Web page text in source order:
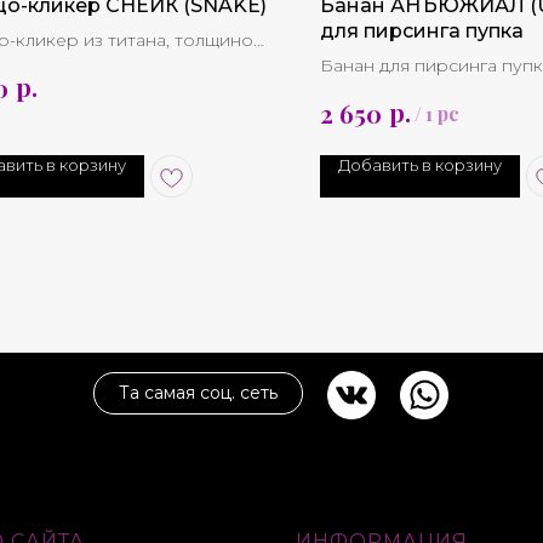
кликер СНЕЙК (SNAKE)
кликер из титана, толщиной
р.
в корзину
Банан АНЪЮЖИАЛ
для пирсинга пупка
Банан для пирсинга
2 650 р./1 pc
Добавить в корзину
Та самая соц. сеть